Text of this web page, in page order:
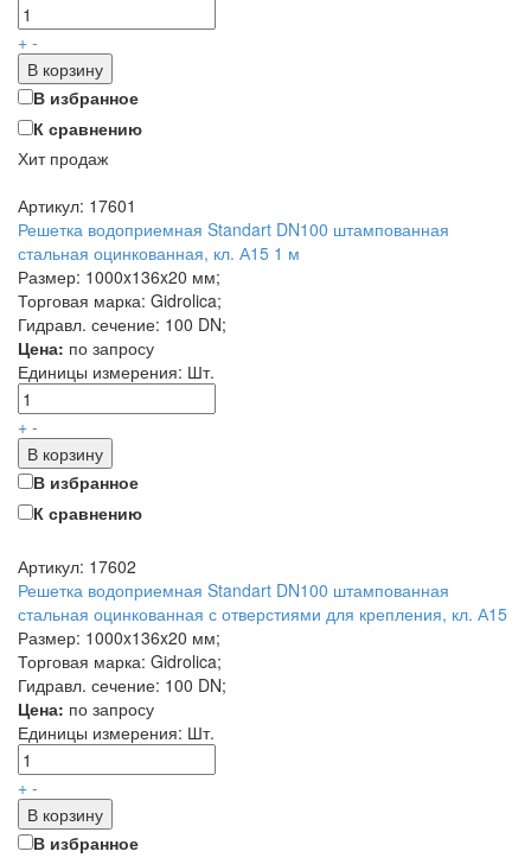
+ -
В корзину
В избранное
К сравнению
Хит продаж
Артикул: 17601
Решетка водоприемная Standart DN100 штампованная
стальная оцинкованная, кл. А15 1 м
Размер: 1000x136x20 мм;
Торговая марка: Gidrolica;
Гидравл. сечение: 100 DN;
Цена: по запросу
Единицы измерения: Шт.
+ -
В корзину
В избранное
К сравнению
Артикул: 17602
Решетка водоприемная Standart DN100 штампованная
стальная оцинкованная с отверстиями для крепления, кл. А15
Размер: 1000x136x20 мм;
Торговая марка: Gidrolica;
Гидравл. сечение: 100 DN;
Цена: по запросу
Единицы измерения: Шт.
+ -
В корзину
В избранное